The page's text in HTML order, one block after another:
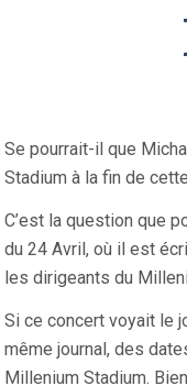
Se pourrait-il que
Stadium à la fin de
C’est la question que
du 24 Avril, où il est
les dirigeants du
Si ce concert voyait le
même journal, des
Millenium Stadium.